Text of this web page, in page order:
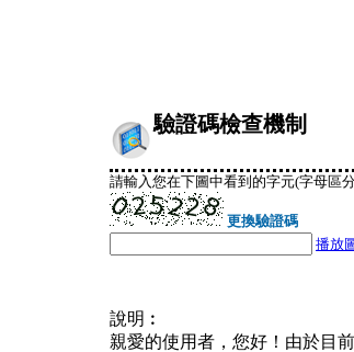
驗證碼檢查機制
請輸入您在下圖中看到的字元(字母區
更換驗證碼
播放
說明︰
親愛的使用者，您好！由於目